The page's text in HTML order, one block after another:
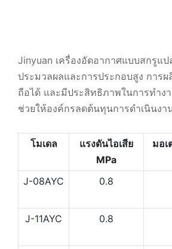
Jinyuan เครื่องอัดอากาศแบบสกรูแ
ประมวลผลและการประกอบสูง การ
ถือได้ และมีประสิทธิภาพในการทำง
ช่วยให้องค์กรลดต้นทุนการดำเนินงา
โมเดล
แรงดันไอเสีย
MPa
มอเ
J-08AYC 0.8
J-11AYC 0.8